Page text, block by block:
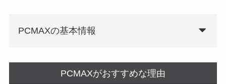
PCMAXの基本情報
PCMAXがおすすめな理由